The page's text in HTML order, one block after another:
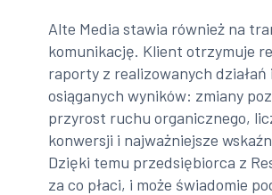
Alte Media stawia również na
komunikację. Klient otrzymuje
raporty z realizowanych działań i
osiąganych wyników: zmiany
przyrost ruchu organicznego,
konwersji i najważniejsze
Dzięki temu przedsiębiorca z
za co płaci, i może świadomie